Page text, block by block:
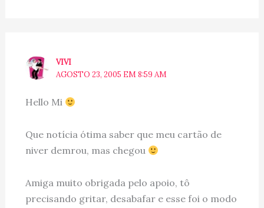
VIVI
AGOSTO 23, 2005 EM 8:59 AM
Hello Mi
Que notícia ótima saber que meu cartão de
niver demrou, mas chegou
Amiga muito obrigada pelo apoio, tô
precisando gritar, desabafar e esse foi o modo